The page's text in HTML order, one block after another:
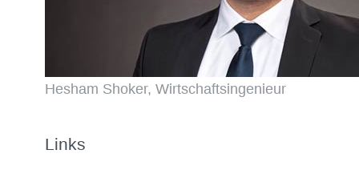
Hesham Shoker, Wirtschaftsingenieur
Links